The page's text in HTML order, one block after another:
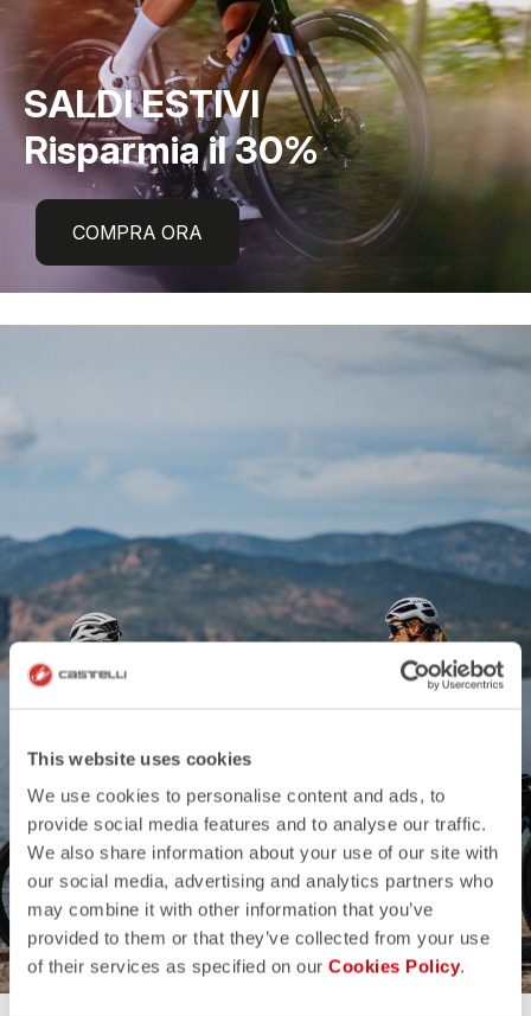
This website uses cookies
We use cookies to personalise content and ads, to
provide social media features and to analyse our traffic.
We also share information about your use of our site with
our social media, advertising and analytics partners who
may combine it with other information that you’ve
provided to them or that they’ve collected from your use
of their services as specified on our Cookies Policy.
SALDI ESTIVI
Risparmia il 30%
COMPRA ORA
ARCHIVE SALE
Fino al 50% di Sconto
PROMO UOMO PROMO DONNA